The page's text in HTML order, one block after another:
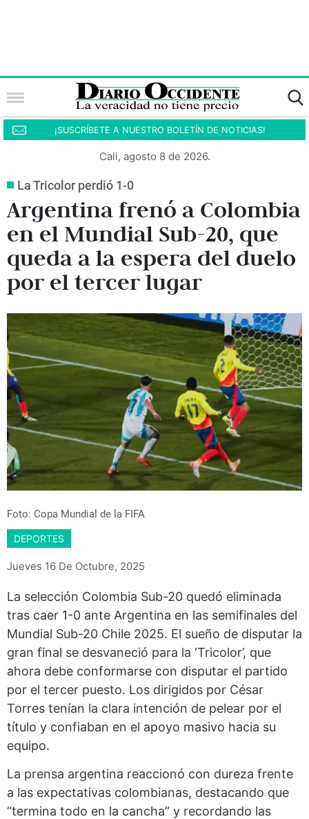
¡SUSCRÍBETE A NUESTRO BOLETÍN DE NOTICIAS!
Cali, agosto 8 de 2026.
La Tricolor perdió 1-0
Argentina frenó a Colombia
en el Mundial Sub-20, que
queda a la espera del duelo
por el tercer lugar
Foto: Copa Mundial de la FIFA
DEPORTES
Jueves 16 De Octubre, 2025
La selección Colombia Sub-20 quedó eliminada
tras caer 1-0 ante Argentina en las semifinales del
Mundial Sub-20 Chile 2025. El sueño de disputar la
gran final se desvaneció para la ‘Tricolor’, que
ahora debe conformarse con disputar el partido
por el tercer puesto. Los dirigidos por César
Torres tenían la clara intención de pelear por el
título y confiaban en el apoyo masivo hacia su
equipo.
La prensa argentina reaccionó con dureza frente
a las expectativas colombianas, destacando que
“termina todo en la cancha” y recordando las